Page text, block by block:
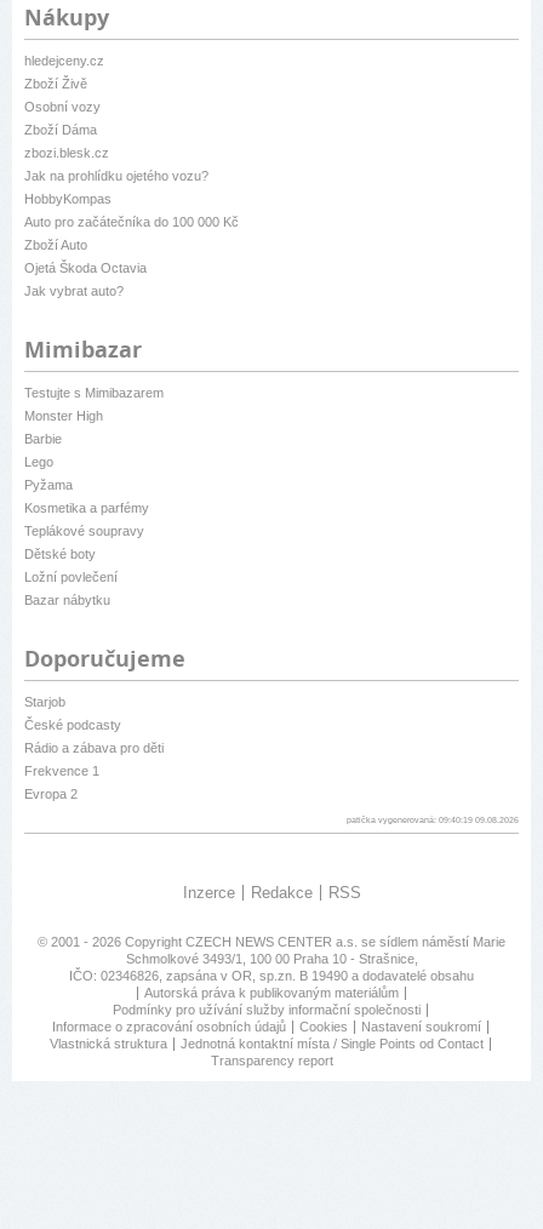
Nákupy
hledejceny.cz
Zboží Živě
Osobní vozy
Zboží Dáma
zbozi.blesk.cz
Jak na prohlídku ojetého vozu?
HobbyKompas
Auto pro začátečníka do 100 000 Kč
Zboží Auto
Ojetá Škoda Octavia
Jak vybrat auto?
Mimibazar
Testujte s Mimibazarem
Monster High
Barbie
Lego
Pyžama
Kosmetika a parfémy
Teplákové soupravy
Dětské boty
Ložní povlečení
Bazar nábytku
Doporučujeme
Starjob
České podcasty
Rádio a zábava pro děti
Frekvence 1
Evropa 2
patička vygenerovaná: 09:40:19 09.08.2026
Inzerce Redakce RSS
© 2001 - 2026 Copyright CZECH NEWS CENTER a.s. se sídlem náměstí Marie
Schmolkové 3493/1, 100 00 Praha 10 - Strašnice,
IČO: 02346826, zapsána v OR, sp.zn. B 19490 a dodavatelé obsahu
Autorská práva k publikovaným materiálům
Podmínky pro užívání služby informační společnosti
Informace o zpracování osobních údajů
Cookies
Nastavení soukromí
Vlastnická struktura
Jednotná kontaktní místa / Single Points od Contact
Transparency report